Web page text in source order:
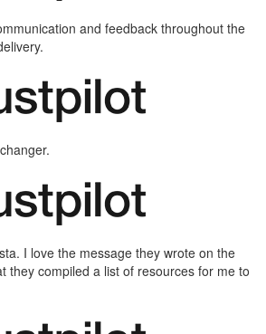
and feedback throughout the
I love the message they wrote on the
they compiled a list of resources for me to